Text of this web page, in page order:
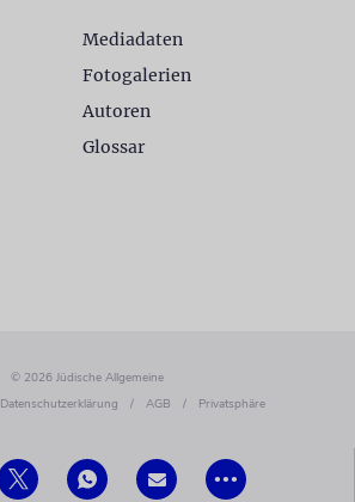
•••
Mediadaten
Fotogalerien
Autoren
Glossar
© 2026 Jüdische Allgemeine
Datenschutzerklärung / AGB / Privatsphäre